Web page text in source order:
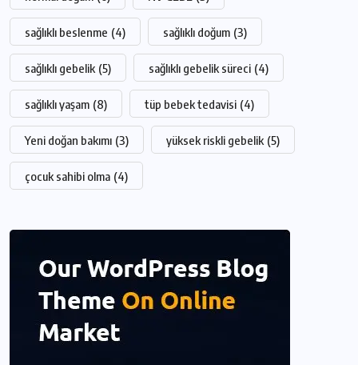
sağlıklı beslenme (4) sağlıklı doğum (3)
sağlıklı gebelik (5) sağlıklı gebelik süreci (4)
sağlıklı yaşam (8) tüp bebek tedavisi (4)
Yeni doğan bakımı (3) yüksek riskli gebelik (5)
çocuk sahibi olma (4)